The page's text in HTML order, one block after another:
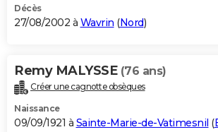
Décès
27/08/2002 à Wavrin (Nord)
Remy MALYSSE (76 ans)
Créer une cagnotte obsèques
Naissance
09/09/1921 à Sainte-Marie-de-Vatimesnil (